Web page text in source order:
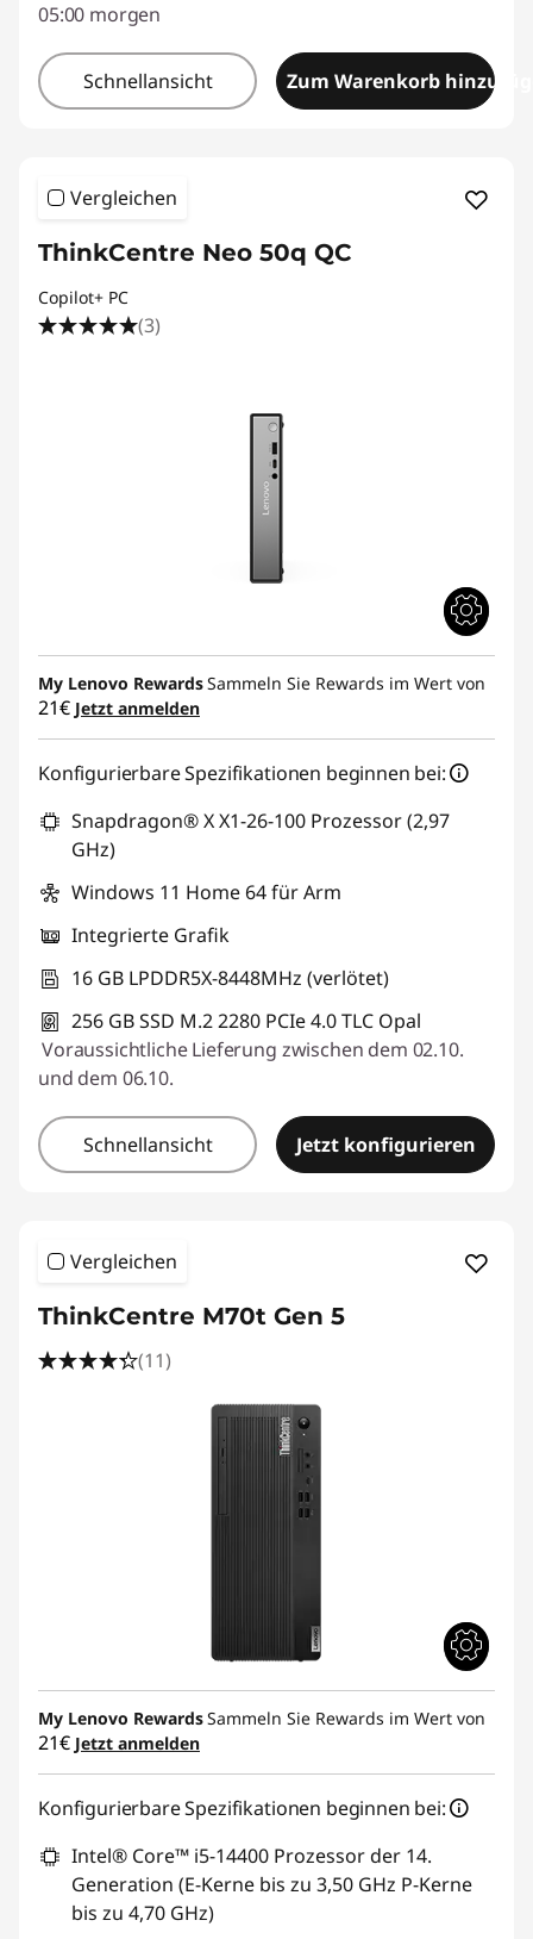
05:00 morgen
Schnellansicht Zum Warenkorb
Vergleichen
ThinkCentre Neo 50q QC
Copilot+ PC
(3)
My Lenovo RewardsSammeln Sie Rewards im Wert von
21€ Jetzt anmelden
Konfigurierbare Spezifikationen beginnen bei:
Snapdragon® X X1-26-100 Prozessor (2,97
GHz)
Windows 11 Home 64 für Arm
Integrierte Grafik
16 GB LPDDR5X-8448MHz (verlötet)
256 GB SSD M.2 2280 PCIe 4.0 TLC Opal
Voraussichtliche Lieferung zwischen dem 02.10.
und dem 06.10.
Schnellansicht Jetzt konfigurieren
Vergleichen
ThinkCentre M70t Gen 5
(11)
My Lenovo RewardsSammeln Sie Rewards im Wert von
21€ Jetzt anmelden
Konfigurierbare Spezifikationen beginnen bei:
Intel® Core™ i5-14400 Prozessor der 14.
Generation (E-Kerne bis zu 3,50 GHz P-Kerne
bis zu 4,70 GHz)